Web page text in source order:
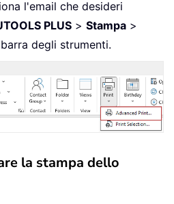
l'email che desideri
PLUS > Stampa >
degli strumenti.
la stampa dello